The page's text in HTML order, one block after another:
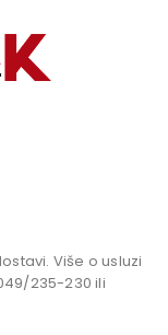
Više o usluzi
235-230 ili